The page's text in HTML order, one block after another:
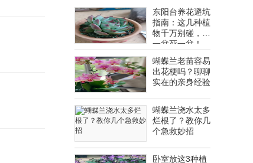
东阳台养花避坑
指南：这几种植
物千万别碰，养
一盆死一盆！
蝴蝶兰老苗容易
出花梗吗？聊聊
实在的亲身经验
蝴蝶兰浇水太多
烂根了？教你几
个急救妙招
卧室放这3种植